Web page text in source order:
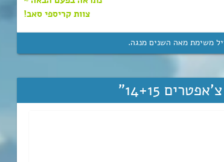
צוות קריספי סאב!
משימת מאה השנים מנגה.
”